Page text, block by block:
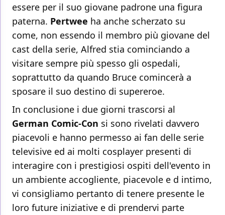
essere per il suo giovane padrone una figura
paterna. Pertwee ha anche scherzato su
come, non essendo il membro più giovane del
cast della serie, Alfred stia cominciando a
visitare sempre più spesso gli ospedali,
soprattutto da quando Bruce comincerà a
sposare il suo destino di supereroe.
In conclusione i due giorni trascorsi al
German Comic-Con si sono rivelati davvero
piacevoli e hanno permesso ai fan delle serie
televisive ed ai molti cosplayer presenti di
interagire con i prestigiosi ospiti dell'evento in
un ambiente accogliente, piacevole e d intimo,
vi consigliamo pertanto di tenere presente le
loro future iniziative e di prendervi parte